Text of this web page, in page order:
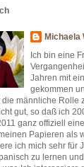
Michaela
Ich bin eine
Jahren mit
gekommen
die männliche Rolle
gut, so daß ich
ganz offiziell
Papieren als
ich mich sehr für
zu lernen